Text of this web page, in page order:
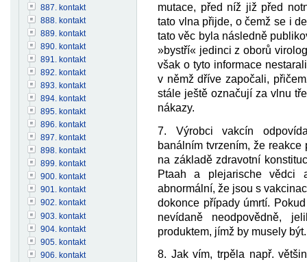
mutace, před níž již před
tato vlna přijde, o čemž se i
tato věc byla následně
»bystří« jedinci z oborů
však o tyto informace
v němž dříve započali,
stále ještě označují za vlnu
nákazy.
7. Výrobci vakcín
banálním tvrzením, že
na základě zdravotní
Ptaah a plejarische vědci
abnormální, že jsou s
dokonce případy úmrtí.
nevídaně neodpovědně,
produktem, jímž by musely být.
8. Jak vím, trpěla např.
887. kontakt
888. kontakt
889. kontakt
890. kontakt
891. kontakt
892. kontakt
893. kontakt
894. kontakt
895. kontakt
896. kontakt
897. kontakt
898. kontakt
899. kontakt
900. kontakt
901. kontakt
902. kontakt
903. kontakt
904. kontakt
905. kontakt
906. kontakt